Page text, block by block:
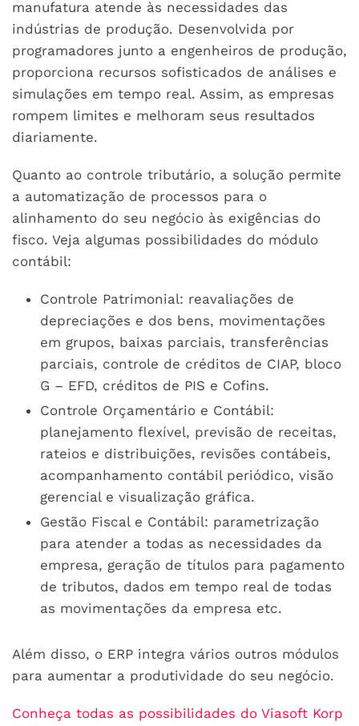
manufatura atende às necessidades das
indústrias de produção. Desenvolvida por
programadores junto a engenheiros de produção,
proporciona recursos sofisticados de análises e
simulações em tempo real. Assim, as empresas
rompem limites e melhoram seus resultados
diariamente.
Quanto ao controle tributário, a solução permite
a automatização de processos para o
alinhamento do seu negócio às exigências do
fisco. Veja algumas possibilidades do módulo
contábil:
Controle Patrimonial: reavaliações de
depreciações e dos bens, movimentações
em grupos, baixas parciais, transferências
parciais, controle de créditos de CIAP, bloco
G – EFD, créditos de PIS e Cofins.
Controle Orçamentário e Contábil:
planejamento flexível, previsão de receitas,
rateios e distribuições, revisões contábeis,
acompanhamento contábil periódico, visão
gerencial e visualização gráfica.
Gestão Fiscal e Contábil: parametrização
para atender a todas as necessidades da
empresa, geração de títulos para pagamento
de tributos, dados em tempo real de todas
as movimentações da empresa etc.
Além disso, o ERP integra vários outros módulos
para aumentar a produtividade do seu negócio.
Conheça todas as possibilidades do Viasoft Korp